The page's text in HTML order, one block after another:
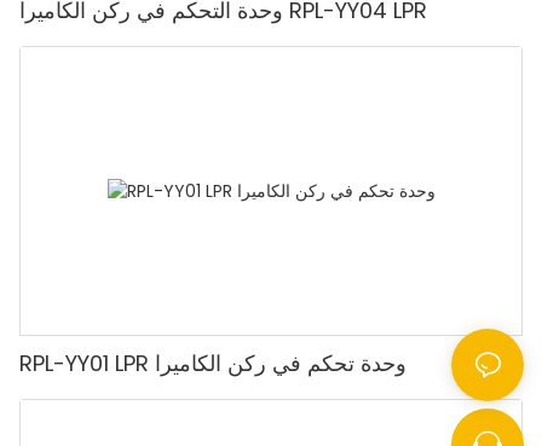
وحدة التحكم في ركن الكاميرا RPL-YY04 LPR
RPL-YY01 LPR وحدة تحكم في ركن الكاميرا